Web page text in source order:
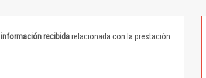
información recibidarelacionada con la prestación